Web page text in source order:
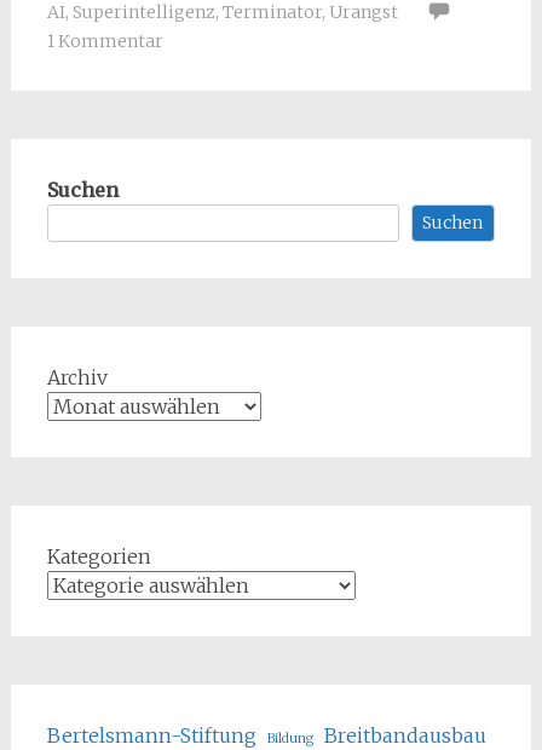
AI, Superintelligenz, Terminator, Urangst
1 Kommentar
Suchen
Suchen
Archiv
Kategorien
Bertelsmann-Stiftung Bildung
Breitbandausbau